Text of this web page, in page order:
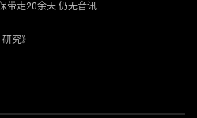
带走20余天 仍无音讯
究》